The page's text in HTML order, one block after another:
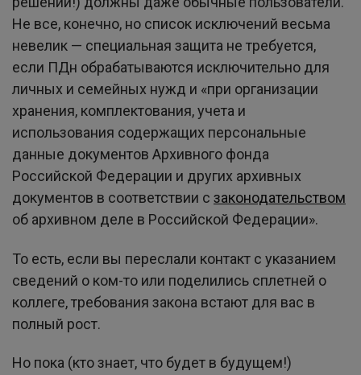
Не все, конечно, но список исключений весьма
невелик — специальная защита не требуется,
если ПДн обрабатываются исключительно для
личных и семейных нужд и «при организации
хранения, комплектования, учета и
использования содержащих персональные
данные документов Архивного фонда
Российской Федерации и других архивных
документов в соответствии с законодательством
об архивном деле в Российской Федерации».
То есть, если вы переслали контакт с указанием
сведений о ком-то или поделились сплетней о
коллеге, требования закона встают для вас в
полный рост.
Но пока (кто знает, что будет в будущем!)